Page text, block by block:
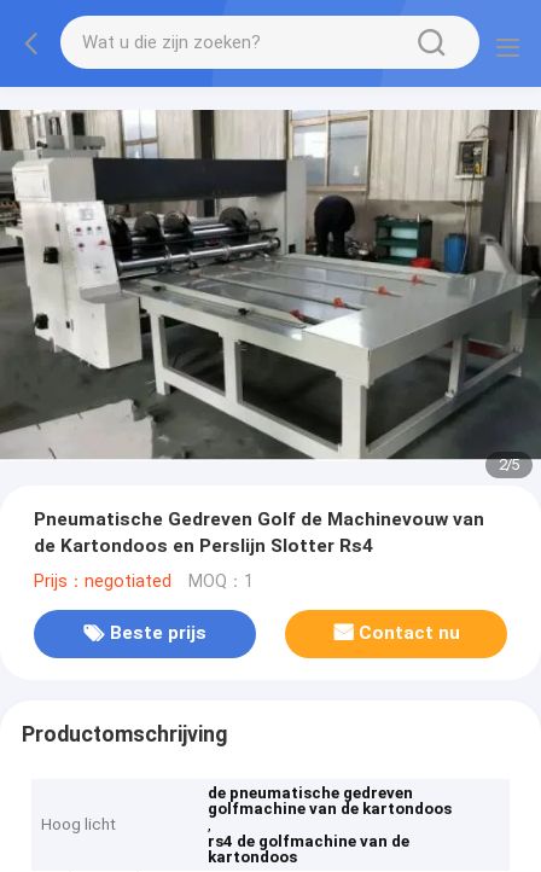
2/5
Pneumatische Gedreven Golf de Machinevouw van
de Kartondoos en Perslijn Slotter Rs4
Prijs：negotiated MOQ：1
Beste prijs Contact nu
Productomschrijving
Hoog licht
de pneumatische gedreven
golfmachine van de kartondoos
,
rs4 de golfmachine van de
kartondoos